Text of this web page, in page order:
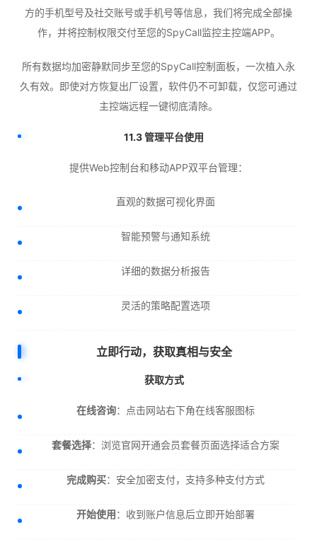
方的手机型号及社交账号或手机号等信息，我们将完成全部操
作，并将控制权限交付至您的SpyCall监控主控端APP。
所有数据均加密静默同步至您的SpyCall控制面板，一次植入永
久有效。即使对方恢复出厂设置，软件仍不可卸载，仅您可通过
主控端远程一键彻底清除。
11.3 管理平台使用
提供Web控制台和移动APP双平台管理：
直观的数据可视化界面
智能预警与通知系统
详细的数据分析报告
灵活的策略配置选项
立即行动，获取真相与安全
获取方式
在线咨询：点击网站右下角在线客服图标
套餐选择：浏览官网开通会员套餐页面选择适合方案
完成购买：安全加密支付，支持多种支付方式
开始使用：收到账户信息后立即开始部署